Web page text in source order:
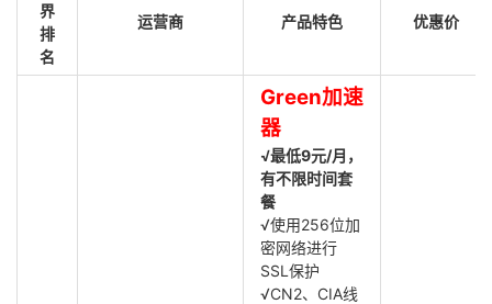
界
排
名
运营商 产品特色 优惠价
Green加速
器
√最低9元/月，
有不限时间套
餐
√使用256位加
密网络进行
SSL保护
√CN2、CIA线